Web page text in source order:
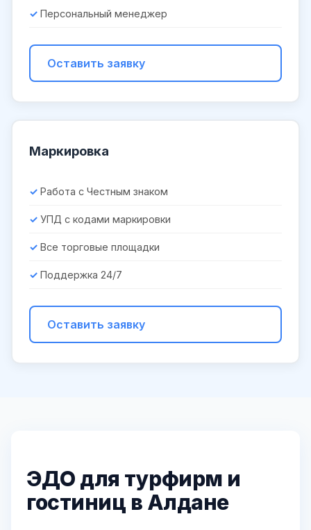
Персональный менеджер
Оставить заявку
Маркировка
Работа с Честным знаком
УПД с кодами маркировки
Все торговые площадки
Поддержка 24/7
Оставить заявку
ЭДО для турфирм и
гостиниц в Алдане